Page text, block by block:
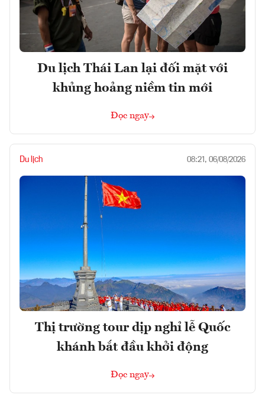
Du lịch Thái Lan lại đối mặt với
khủng hoảng niềm tin mới
Đọc ngay
Du lịch 08:21, 06/08/2026
Thị trường tour dịp nghỉ lễ Quốc
khánh bắt đầu khởi động
Đọc ngay